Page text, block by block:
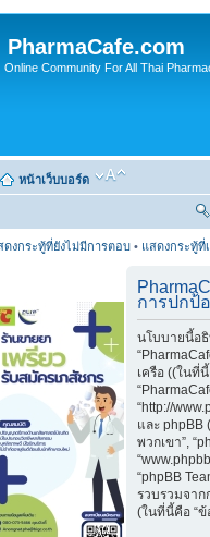
PharmaCafe.com
Online Community For All Thai
หน้าเว็บบอร์ด
ดงกระทู้ที่ยังไม่มีการตอบ • แสดงกระทู้ที่
การปกป้
นโบบายนี้อธิ
เครือ ((ในที่นี้
“http://
และ phpBB
พวกเขา”,
“phpBB
รวบรวมจา
(ในที่นี้คือ “